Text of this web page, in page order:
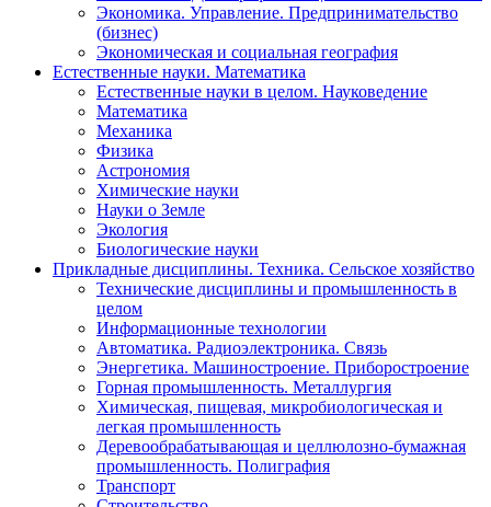
Экономика. Управление. Предпринимательство
(бизнес)
Экономическая и социальная география
Естественные науки. Математика
Естественные науки в целом. Науковедение
Математика
Механика
Физика
Астрономия
Химические науки
Науки о Земле
Экология
Биологические науки
Прикладные дисциплины. Техника. Сельское хозяйство
Технические дисциплины и промышленность в
целом
Информационные технологии
Автоматика. Радиоэлектроника. Связь
Энергетика. Машиностроение. Приборостроение
Горная промышленность. Металлургия
Химическая, пищевая, микробиологическая и
легкая промышленность
Деревообрабатывающая и целлюлозно-бумажная
промышленность. Полиграфия
Транспорт